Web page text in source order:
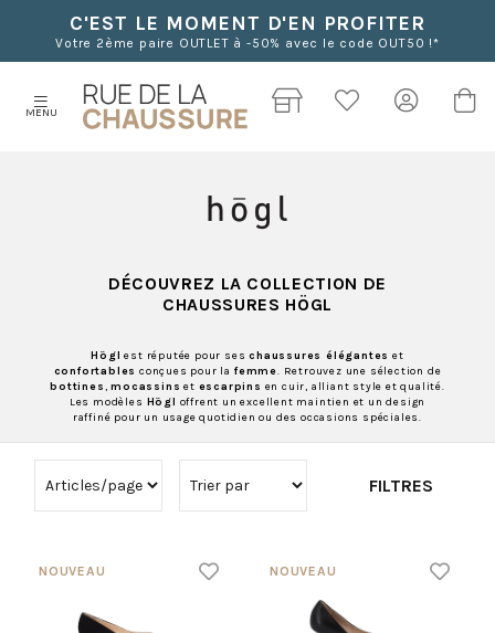
C'EST LE MOMENT D'EN PROFITER
Votre 2ème paire OUTLET à -50% avec le code OUT50 !*
MENU
DÉCOUVREZ LA COLLECTION DE
CHAUSSURES HÖGL
Högl est réputée pour seschaussures élégantes et
confortables conçues pour la femme. Retrouvez une sélection de
bottines,mocassins et escarpins en cuir, alliant style et qualité.
Les modèles Högl offrent un excellent maintien et un design
raffiné pour un usage quotidien ou des occasions spéciales.
FILTRES